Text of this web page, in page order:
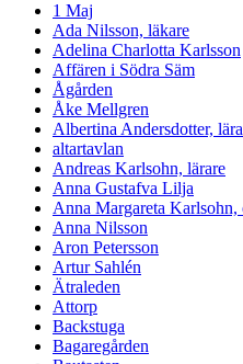
1 Maj
Ada Nilsson, läkare
Adelina Charlotta Karlsson
Affären i Södra Säm
Ågården
Åke Mellgren
Albertina Andersdotter,
altartavlan
Andreas Karlsohn, lärare
Anna Gustafva Lilja
Anna Margareta Karlsohn,
Anna Nilsson
Aron Petersson
Artur Sahlén
Ätraleden
Attorp
Backstuga
Bagaregården